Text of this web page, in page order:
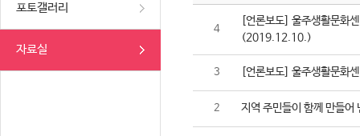
포토갤러리
자료실
4
[언론보도] 울주생활문화
(2019.12.10.)
3 [언론보도] 울주생활문화
2 지역 주민들이 함께 만들